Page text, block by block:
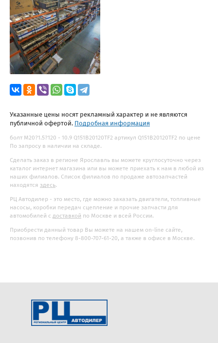
Указанные цены носят рекламный характер и не являются
публичной офертой. Подробная информация
болт M20?1.5?120 - 10.9 Q151B20120TF2 артикул Q151B20120TF2 по цене
По запросу в наличии на складе.
Сделать заказ в регионе Ярославль вы можете круглосуточно через
каталог интернет магазина или вы можете приехать к нам в любой из
наших филиалов. Список филиалов по продаже автозапчастей
находятся здесь.
РЦ Автодилер - это место, где можно заказать двигатели, топливные
насосы, коробки передач сцепление и прочие запчасти для
автомобилей с доставкой по Москве и всей России.
Приобрести данный товар Вы можете на нашем on-line сайте,
позвонив по телефону 8-800-707-61-20, а также в офисе в Москве.